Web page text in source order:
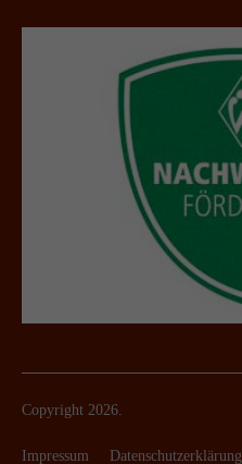
Copyright 2026.
Impressum Datenschutzerklärung